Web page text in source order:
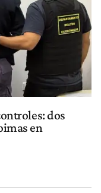
dos
en